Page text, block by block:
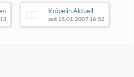
Kröpelin Aktuell
seit 18.01.2007 16:52